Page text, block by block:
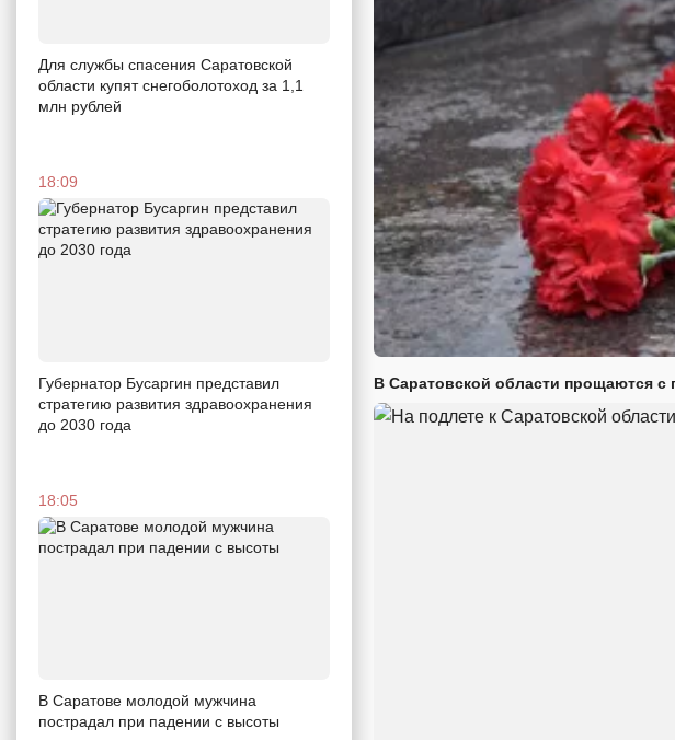
Для службы спасения Саратовской
области купят снегоболотоход за 1,1
млн рублей
18:09
Губернатор Бусаргин представил
стратегию развития здравоохранения
до 2030 года
18:05
В Саратове молодой мужчина
пострадал при падении с высоты
В Саратовской области прощаются